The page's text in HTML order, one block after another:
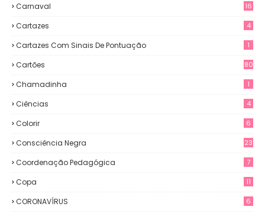
Carnaval 16
Cartazes 4
Cartazes Com Sinais De Pontuação 1
Cartões 80
Chamadinha 1
Ciências 4
Colorir 6
Consciência Negra 23
Coordenação Pedagógica 7
Copa 11
CORONAVÍRUS 6